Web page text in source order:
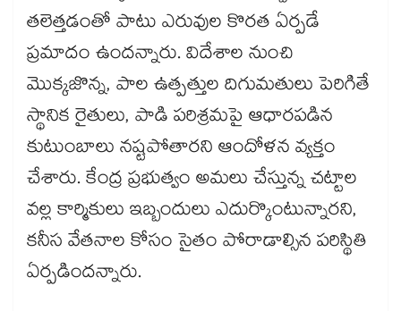
తలెత్తడంతో పాటు ఎరువుల కొరత ఏర్పడే
ప్రమాదం ఉందన్నారు. విదేశాల నుంచి
మొక్కజొన్న, పాల ఉత్పత్తుల దిగుమతులు పెరిగితే
స్థానిక రైతులు, పాడి పరిశ్రమపై ఆధారపడిన
కుటుంబాలు నష్టపోతారని ఆందోళన వ్యక్తం
చేశారు. కేంద్ర ప్రభుత్వం అమలు చేస్తున్న చట్టాల
వల్ల కార్మికులు ఇబ్బందులు ఎదుర్కొంటున్నారని,
కనీస వేతనాల కోసం సైతం పోరాడాల్సిన పరిస్థితి
ఏర్పడిందన్నారు.